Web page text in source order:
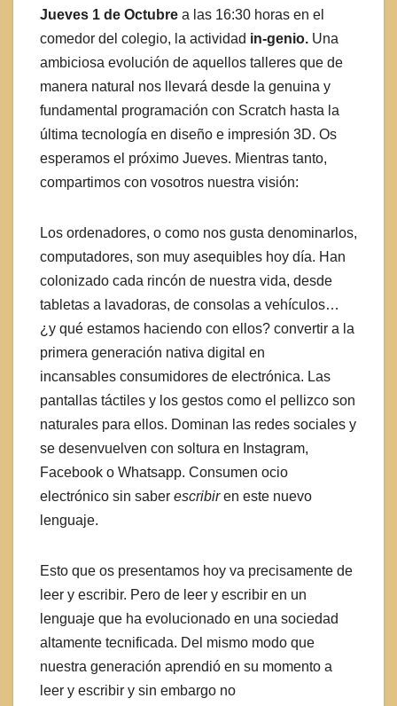
Jueves 1 de Octubre a las 16:30 horas en el
comedor del colegio, la actividad in-genio. Una
ambiciosa evolución de aquellos talleres que de
manera natural nos llevará desde la genuina y
fundamental programación con Scratch hasta la
última tecnología en diseño e impresión 3D. Os
esperamos el próximo Jueves. Mientras tanto,
compartimos con vosotros nuestra visión:
Los ordenadores, o como nos gusta denominarlos,
computadores, son muy asequibles hoy día. Han
colonizado cada rincón de nuestra vida, desde
tabletas a lavadoras, de consolas a vehículos…
¿y qué estamos haciendo con ellos? convertir a la
primera generación nativa digital en
incansables consumidores de electrónica. Las
pantallas táctiles y los gestos como el pellizco son
naturales para ellos. Dominan las redes sociales y
se desenvuelven con soltura en Instagram,
Facebook o Whatsapp. Consumen ocio
electrónico sin saber escribiren este nuevo
lenguaje.
Esto que os presentamos hoy va precisamente de
leer y escribir. Pero de leer y escribir en un
lenguaje que ha evolucionado en una sociedad
altamente tecnificada. Del mismo modo que
nuestra generación aprendió en su momento a
leer y escribir y sin embargo no